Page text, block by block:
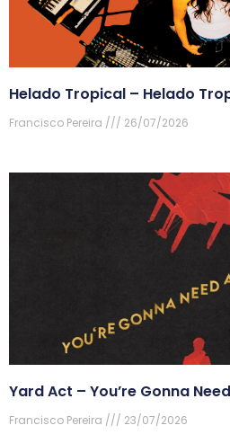
Helado Tropical – Helado
Francisco Pereira 26/07/2026
Yard Act – You’re Gonna
Francisco Pereira 23/07/2026